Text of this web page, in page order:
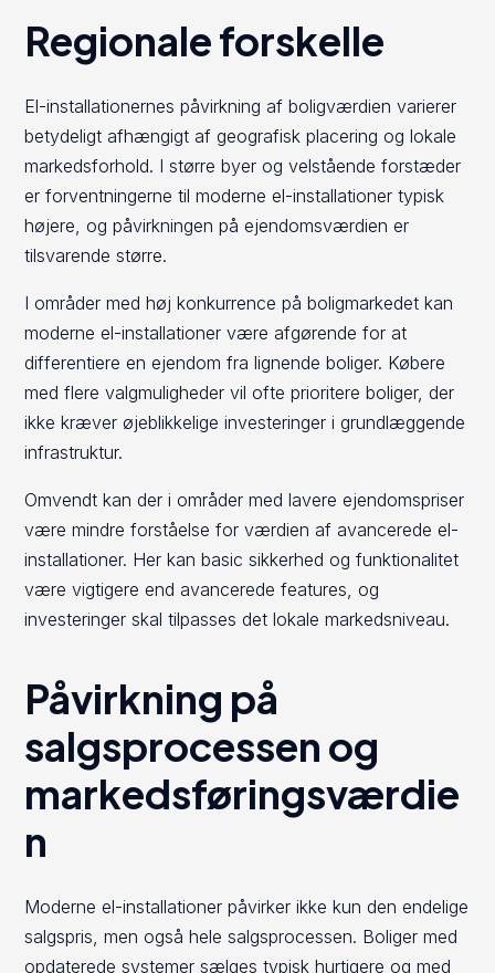
Regionale forskelle
El-installationernes påvirkning af boligværdien varierer
betydeligt afhængigt af geografisk placering og lokale
markedsforhold. I større byer og velstående forstæder
er forventningerne til moderne el-installationer typisk
højere, og påvirkningen på ejendomsværdien er
tilsvarende større.
I områder med høj konkurrence på boligmarkedet kan
moderne el-installationer være afgørende for at
differentiere en ejendom fra lignende boliger. Købere
med flere valgmuligheder vil ofte prioritere boliger, der
ikke kræver øjeblikkelige investeringer i grundlæggende
infrastruktur.
Omvendt kan der i områder med lavere ejendomspriser
være mindre forståelse for værdien af avancerede el-
installationer. Her kan basic sikkerhed og funktionalitet
være vigtigere end avancerede features, og
investeringer skal tilpasses det lokale markedsniveau.
Påvirkning på
salgsprocessen og
markedsføringsværdie
n
Moderne el-installationer påvirker ikke kun den endelige
salgspris, men også hele salgsprocessen. Boliger med
opdaterede systemer sælges typisk hurtigere og med